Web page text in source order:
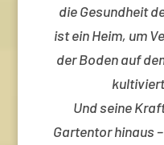
die Gesundheit
ist ein Heim, um
der Boden auf
Und seine
Gartentor hinaus